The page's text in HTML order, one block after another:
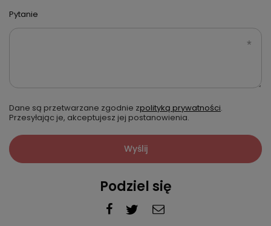
Pytanie
Dane są przetwarzane zgodnie zpolityką prywatności.
Przesyłając je, akceptujesz jej postanowienia.
Wyślij
Podziel się